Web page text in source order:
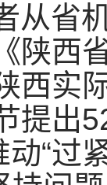
从省
陕西
西实
提出
动“过